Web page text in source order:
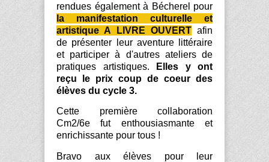
rendues également à Bécherel pour
la manifestation culturelle et
artistique A LIVRE OUVERTafin
de présenter leur aventure littéraire
et participer à d'autres ateliers de
pratiques artistiques. Elles y ont
reçu le prix coup de coeur des
élèves du cycle 3.
Cette première collaboration
Cm2/6e fut enthousiasmante et
enrichissante pour tous !
Bravo aux élèves pour leur